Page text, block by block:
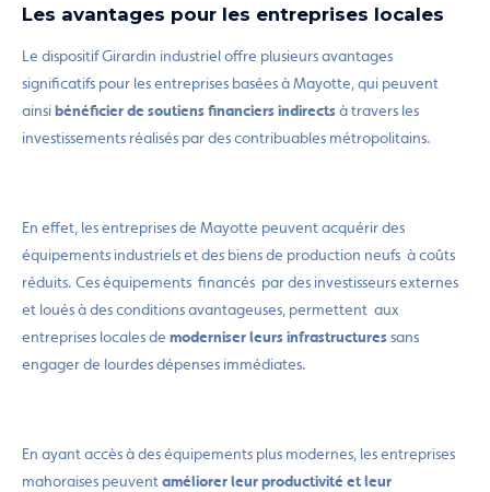
Les avantages pour les entreprises locales
Le dispositif Girardin industriel offre plusieurs avantages
significatifs pour les entreprises basées à Mayotte, qui peuvent
ainsibénéficier de soutiens financiers indirectsà travers les
investissements réalisés par des contribuables métropolitains.
En effet, les entreprises de Mayotte peuvent acquérir des
équipements industriels et des biens de production neufs à coûts
réduits. Ces équipements financés par des investisseurs externes
et loués à des conditions avantageuses, permettent aux
entreprises locales de moderniser leurs infrastructuressans
engager de lourdes dépenses immédiates.
En ayant accès à des équipements plus modernes, les entreprises
mahoraises peuvent améliorer leur productivité et leur